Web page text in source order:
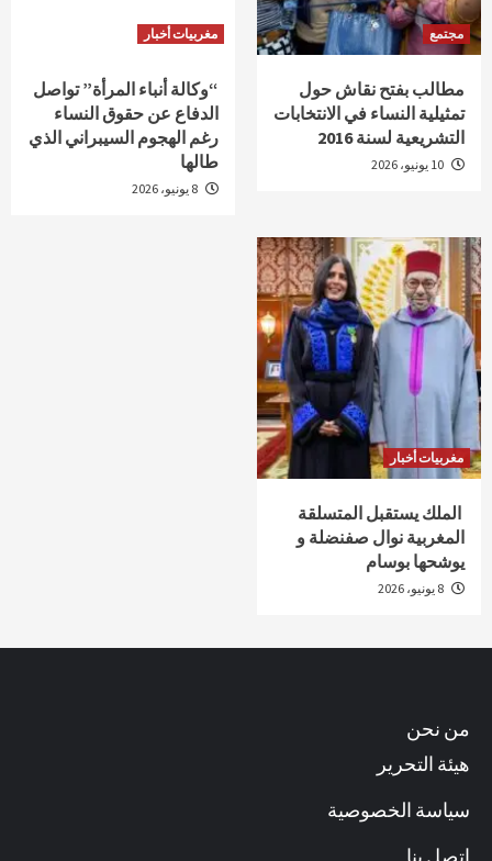
مجتمع
مطالب بفتح نقاش حول
تمثيلية النساء في الانتخابات
التشريعية لسنة 2016
مغربيات أخبار
“وكالة أنباء المرأة” تواصل
الدفاع عن حقوق النساء
رغم الهجوم السيبراني الذي
طالها
مغربيات أخبار
الملك يستقبل المتسلقة
المغربية نوال صفنضلة و
يوشحها بوسام
من نحن
هيئة التحرير
سياسة الخصوصية
اتصل بنا